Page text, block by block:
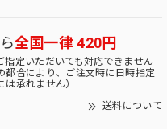
全国一律 420円
定いただいても対応できません
都合により、ご注文時に日時指定
承れません）
送料について